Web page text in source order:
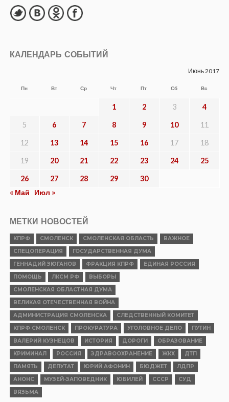
КАЛЕНДАРЬ СОБЫТИЙ
Июнь 2017
Пн Вт Ср Чт Пт Сб Вс
1 2 3 4
5 6 7 8 9 10 11
12 13 14 15 16 17 18
19 20 21 22 23 24 25
26 27 28 29
30
« Май
Июл »
МЕТКИ НОВОСТЕЙ
КПРФ СМОЛЕНСК СМОЛЕНСКАЯ ОБЛАСТЬ
ВАЖНОЕ
СПЕЦОПЕРАЦИЯ
ГОСУДАРСТВЕННАЯ ДУМА
ГЕННАДИЙ ЗЮГАНОВ
ФРАКЦИЯ КПРФ
ЕДИНАЯ РОССИЯ
ПОМОЩЬ
ЛКСМ РФ
ВЫБОРЫ
СМОЛЕНСКАЯ ОБЛАСТНАЯ ДУМА
ВЕЛИКАЯ ОТЕЧЕСТВЕННАЯ ВОЙНА
АДМИНИСТРАЦИЯ СМОЛЕНСКА
СЛЕДСТВЕННЫЙ КОМИТЕТ
КПРФ СМОЛЕНСК
ПРОКУРАТУРА УГОЛОВНОЕ ДЕЛО
ПУТИН
ВАЛЕРИЙ КУЗНЕЦОВ
ИСТОРИЯ ДОРОГИ
ОБРАЗОВАНИЕ
КРИМИНАЛ
РОССИЯ ЗДРАВООХРАНЕНИЕ ЖКХ
ДТП
ПАМЯТЬ
ДЕПУТАТ ЮРИЙ АФОНИН БЮДЖЕТ
ЛДПР
АНОНС
МУЗЕЙ-ЗАПОВЕДНИК ЮБИЛЕЙ СССР
СУД
ВЯЗЬМА